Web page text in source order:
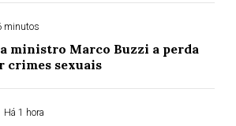
minutos
ministro Marco Buzzi a perda
crimes sexuais
Há 1 hora